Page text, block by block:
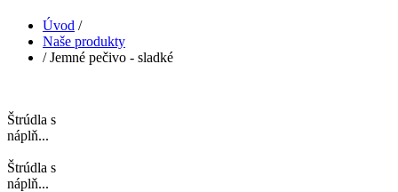
Úvod /
Naše produkty
/ Jemné pečivo - sladké
Štrúdla s
náplň...
Štrúdla s
náplň...